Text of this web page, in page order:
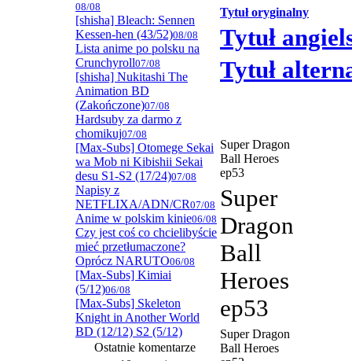
08/08
[shisha] Bleach: Sennen
Kessen-hen (43/52)08/08
Lista anime po polsku na
Crunchyroll07/08
[shisha] Nukitashi The
Animation BD
(Zakończone)07/08
Hardsuby za darmo z
chomikuj07/08
[Max-Subs] Otomege Sekai
wa Mob ni Kibishii Sekai
desu S1-S2 (17/24)07/08
Napisy z
NETFLIXA/ADN/CR07/08
Anime w polskim kinie06/08
Czy jest coś co chcielibyście
mieć przetłumaczone?
Oprócz NARUTO06/08
[Max-Subs] Kimiai
(5/12)06/08
[Max-Subs] Skeleton
Knight in Another World
BD (12/12) S2 (5/12)
Ostatnie komentarze
Tytuł oryginalny
Tytuł
Tytuł
Super Dragon
Ball Heroes
ep53
Super
Dragon
Ball
Heroes
ep53
Super Dragon
Ball Heroes